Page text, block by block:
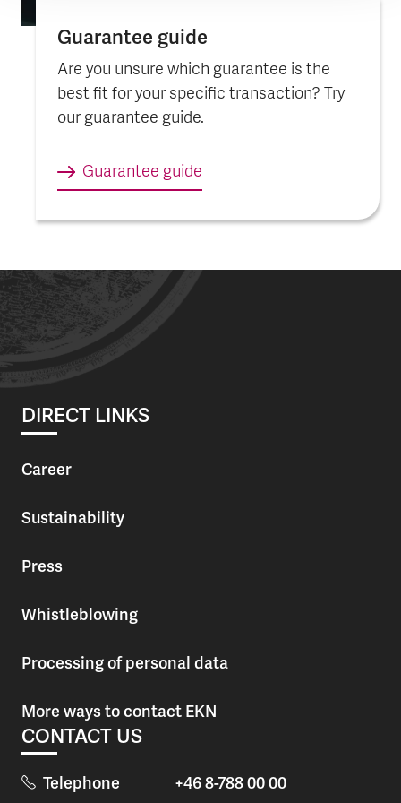
Guarantee guide
Are you unsure which guarantee is the
best fit for your specific transaction? Try
our guarantee guide.
Guarantee guide
DIRECT LINKS
Career
Sustainability
Press
Whistleblowing
Processing of personal data
More ways to contact EKN
CONTACT US
Telephone +46 8-788 00 00